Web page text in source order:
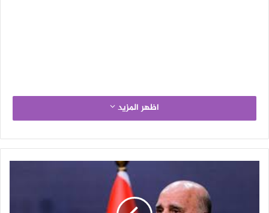
اظهر المزيد